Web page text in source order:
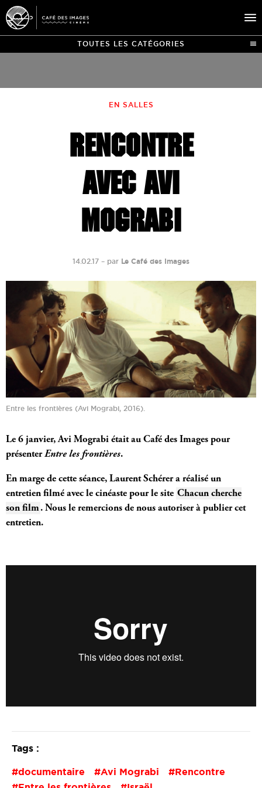
ÉVÉNEMENTS
PRATIQUE
ÉDUCATION AUX IMAGES
TOUTES LES CATÉGORIES
EN SALLES
RENCONTRE
AVEC AVI
MOGRABI
14.02.17 – par Le Café des Images
Entre les frontières (Avi Mograbi, 2016).
Le 6 janvier, Avi Mograbi était au Café des Images pour
présenterEntre les frontières.
En marge de cette séance, Laurent Schérer a réalisé un
entretien filmé avec le cinéaste pour le site Chacun cherche
son film. Nous le remercions de nous autoriser à publier cet
entretien.
Tags :
documentaire Avi Mograbi
Rencontre